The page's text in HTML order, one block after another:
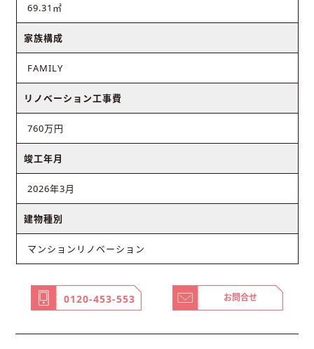
69.31㎡
家族構成
FAMILY
リノベーション工事費
760万円
竣工年月
2026年3月
建物種別
マンションリノベーション
0120-453-553 お問合せ